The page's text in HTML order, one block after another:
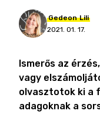
Gedeon Lili
2021. 01. 17.
Ismerős az
vagy
olvasztotok ki a
adagoknak a